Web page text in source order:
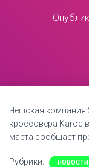
Чешская компания
кроссовера Karoq
марта сообщает
Рубрики: НОВОСТИ